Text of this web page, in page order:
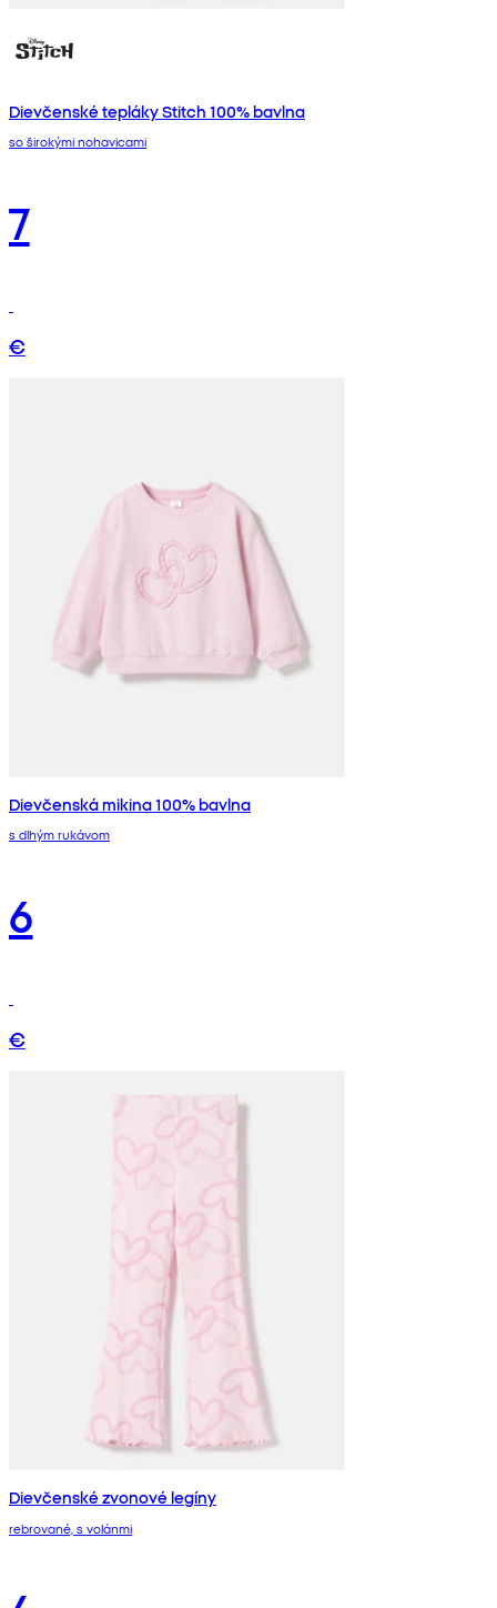
Dievčenské tepláky Stitch 100% bavlna
so širokými nohavicami
7
€
Dievčenská mikina 100% bavlna
s dlhým rukávom
6
€
Dievčenské zvonové legíny
rebrované, s volánmi